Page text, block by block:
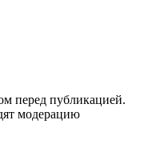
перед публикацией.
модерацию